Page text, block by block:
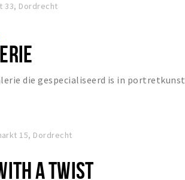
33, Dordrecht
die gespecialiseerd is in portretkunst
15, Dordrecht
A TWIST